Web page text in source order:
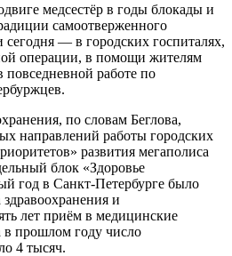
медсестёр в годы блокады и
самоотверженного
— в городских госпиталях,
операции, в помощи жителям
работе по
по словам Беглова,
направлений работы городских
развития мегаполиса
блок «Здоровье
год в Санкт‑Петербурге было
и
лет приём в медицинские
в прошлом году число
4 тысяч.